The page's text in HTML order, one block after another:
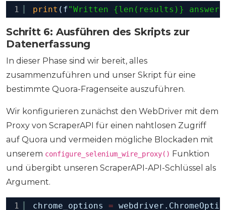
1 print (f"Written {len(results)} answers
Schritt 6: Ausführen des Skripts zur
Datenerfassung
In dieser Phase sind wir bereit, alles
zusammenzuführen und unser Skript für eine
bestimmte Quora-Fragenseite auszuführen.
Wir konfigurieren zunächst den WebDriver mit dem
Proxy von ScraperAPI für einen nahtlosen Zugriff
auf Quora und vermeiden mögliche Blockaden mit
unserem configure_selenium_wire_proxy() Funktion
und übergibt unseren ScraperAPI-API-Schlüssel als
Argument.
1
chrome_options =